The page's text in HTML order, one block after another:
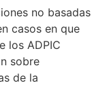
no basadas
casos en que
los ADPIC
sobre
de la